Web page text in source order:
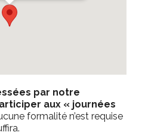
par notre
aux « journées
formalité n’est requise